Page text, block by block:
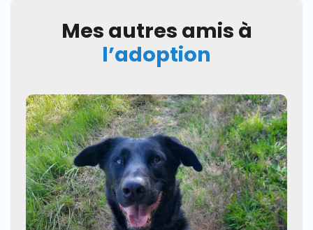
Mes autres amis à
l’adoption